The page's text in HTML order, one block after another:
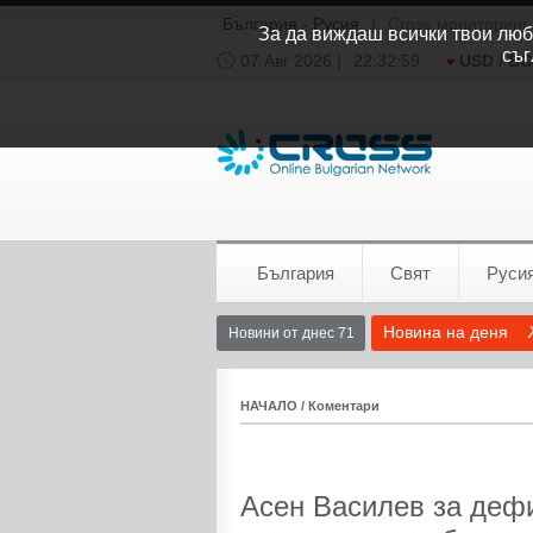
България - Русия Cross мониторинг
07 Авг 2026 |
22:33:00 USD /
България Свят
Новини от днес 71 Новина на деня
НАЧАЛО / Коментари
Асен Василев за
За да виждаш всички твои